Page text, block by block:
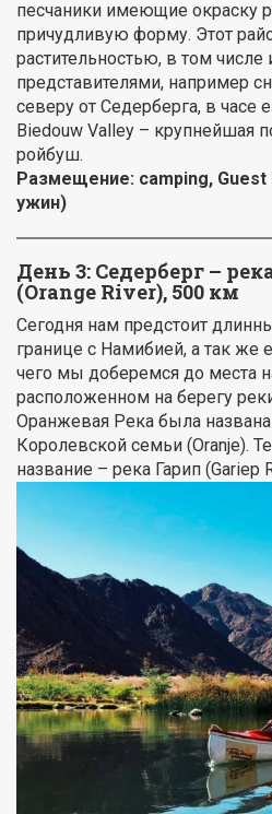
песчаники имеющие окраску
причудливую форму. Этот
растительностью, в том
представителями, например
северу от Седерберга, в часе
Biedouw Valley – крупнейшая
ройбуш.
Размещение: camping,
ужин)
День 3: Седерберг –
(Orange River), 500 км
Сегодня нам предстоит
границе с Намибией, а так же
чего мы доберемся до места
расположенном на берегу
Оранжевая Река была
Королевской семьи (Oranje).
название – река Гарип (Gariep